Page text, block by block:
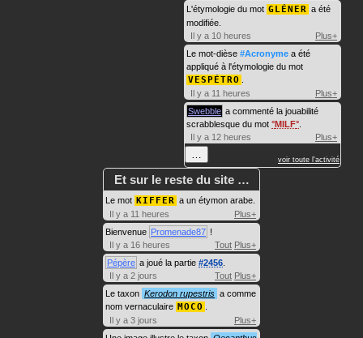
L'étymologie du mot GLÉNER a été
modifiée.
Il y a 10 heures
Plus+
Le mot-dièse #Acronyme a été
appliqué à l'étymologie du mot
VESPÉTRO
Il y a 11 heures
Plus+
Swebble a commenté la jouabilité
scrabblesque du mot MILF
Il y a 12 heures
Plus+
voir toute l'activité
Et sur le reste du site …
Le mot KIFFER a un étymon arabe.
Il y a 11 heures
Plus+
Bienvenue Promenade87 !
Il y a 16 heures
Tout Plus+
Pépère a joué la partie #2456
Il y a 2 jours
Tout Plus+
Le taxon Kerodon rupestris a comme
nom vernaculaire MOCO
Il y a 3 jours
Plus+